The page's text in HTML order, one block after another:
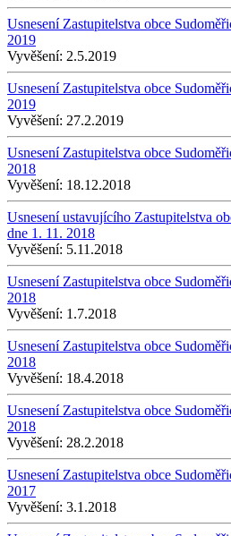
Usnesení Zastupitelstva obce
2019
Vyvěšení: 2.5.2019
Usnesení Zastupitelstva obce
2019
Vyvěšení: 27.2.2019
Usnesení Zastupitelstva obce
2018
Vyvěšení: 18.12.2018
Usnesení ustavujícího Zastupitelstva
dne 1. 11. 2018
Vyvěšení: 5.11.2018
Usnesení Zastupitelstva obce
2018
Vyvěšení: 1.7.2018
Usnesení Zastupitelstva obce
2018
Vyvěšení: 18.4.2018
Usnesení Zastupitelstva obce
2018
Vyvěšení: 28.2.2018
Usnesení Zastupitelstva obce
2017
Vyvěšení: 3.1.2018